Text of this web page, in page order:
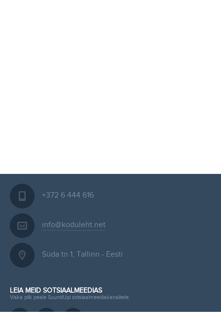
+372 6 444 616
info@koduleht.net
Süda tn 1, Tallinn - Eesti
LEIA MEID SOTSIAALMEEDIAS
Viska pilk peale SuundUpi sotsiaalmeediakanalitele.